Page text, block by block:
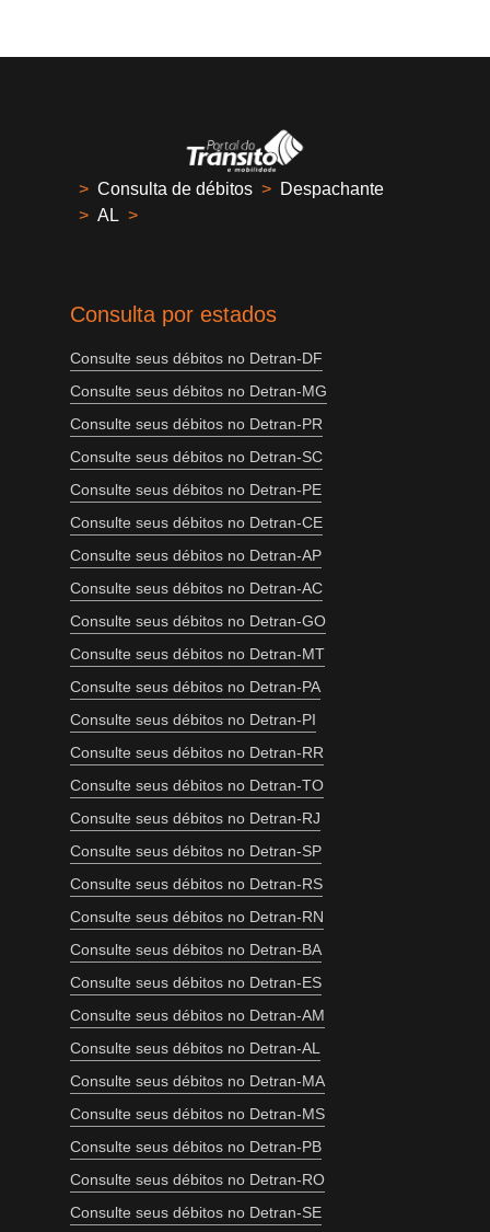
> Consulta de débitos > Despachante
> AL >
Consulta por estados
Consulte seus débitos no Detran-DF
Consulte seus débitos no Detran-MG
Consulte seus débitos no Detran-PR
Consulte seus débitos no Detran-SC
Consulte seus débitos no Detran-PE
Consulte seus débitos no Detran-CE
Consulte seus débitos no Detran-AP
Consulte seus débitos no Detran-AC
Consulte seus débitos no Detran-GO
Consulte seus débitos no Detran-MT
Consulte seus débitos no Detran-PA
Consulte seus débitos no Detran-PI
Consulte seus débitos no Detran-RR
Consulte seus débitos no Detran-TO
Consulte seus débitos no Detran-RJ
Consulte seus débitos no Detran-SP
Consulte seus débitos no Detran-RS
Consulte seus débitos no Detran-RN
Consulte seus débitos no Detran-BA
Consulte seus débitos no Detran-ES
Consulte seus débitos no Detran-AM
Consulte seus débitos no Detran-AL
Consulte seus débitos no Detran-MA
Consulte seus débitos no Detran-MS
Consulte seus débitos no Detran-PB
Consulte seus débitos no Detran-RO
Consulte seus débitos no Detran-SE